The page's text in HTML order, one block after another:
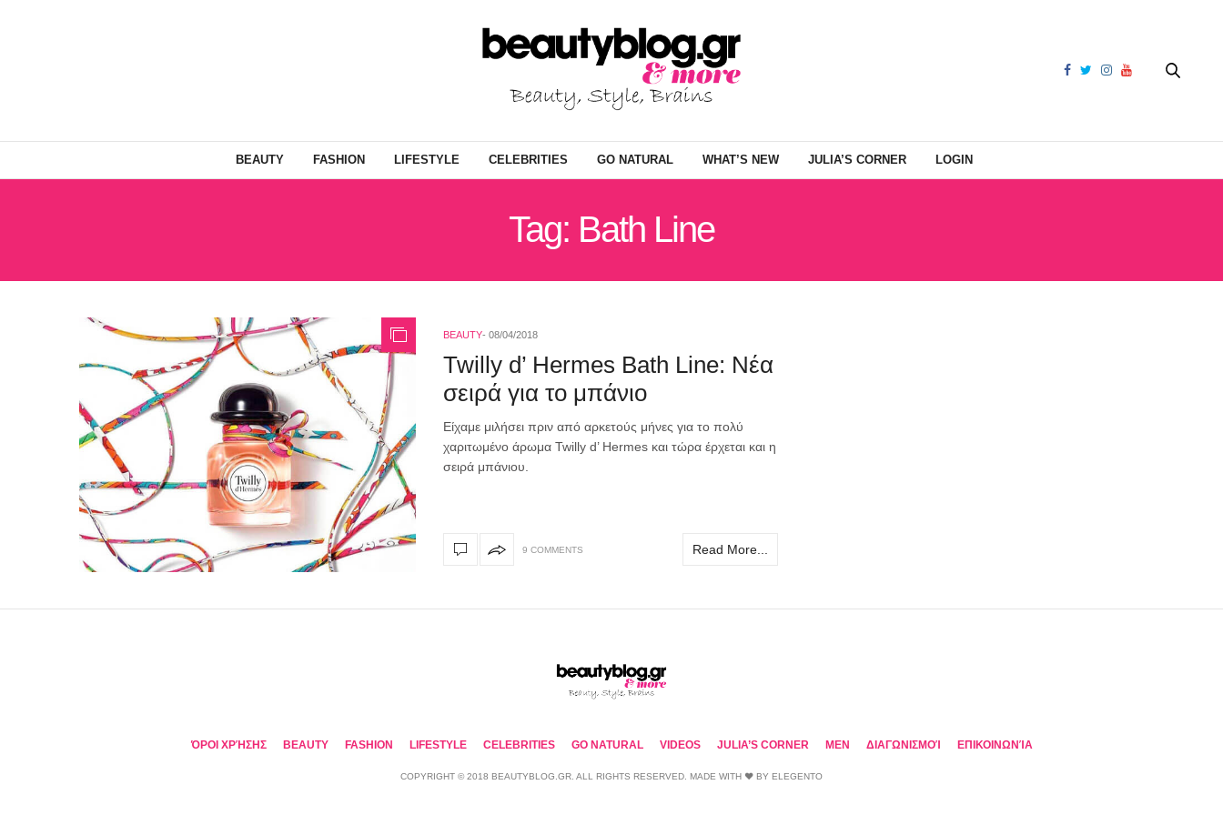
BEAUTY FASHION LIFESTYLE CELEBRITIES GO NATURAL WHAT’S NEW JULIA’S CORNER LOGIN
Tag: Bath Line
BEAUTY 08/04/2018
Twilly d’ Hermes Bath Line: Νέα
σειρά για το μπάνιο
Είχαμε μιλήσει πριν από αρκετούς μήνες για το πολύ
χαριτωμένο άρωμα Twilly d’ Hermes και τώρα έρχεται και η
σειρά μπάνιου.
9 COMMENTS Read More...
ΌΡΟΙ ΧΡΉΣΗΣ BEAUTY FASHION LIFESTYLE CELEBRITIES GO NATURAL VIDEOS JULIA’S CORNER MEN ΔΙΑΓΩΝΙΣΜΟΊ ΕΠΙΚΟΙΝΩΝΊΑ
COPYRIGHT © 2018 BEAUTYBLOG.GR. ALL RIGHTS RESERVED. MADE WITH ❤ BY ELEGENTO